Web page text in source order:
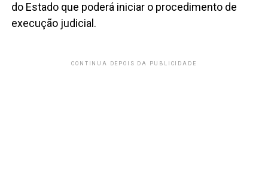
do Estado que poderá iniciar o procedimento de
execução judicial.
CONTINUA DEPOIS DA PUBLICIDADE